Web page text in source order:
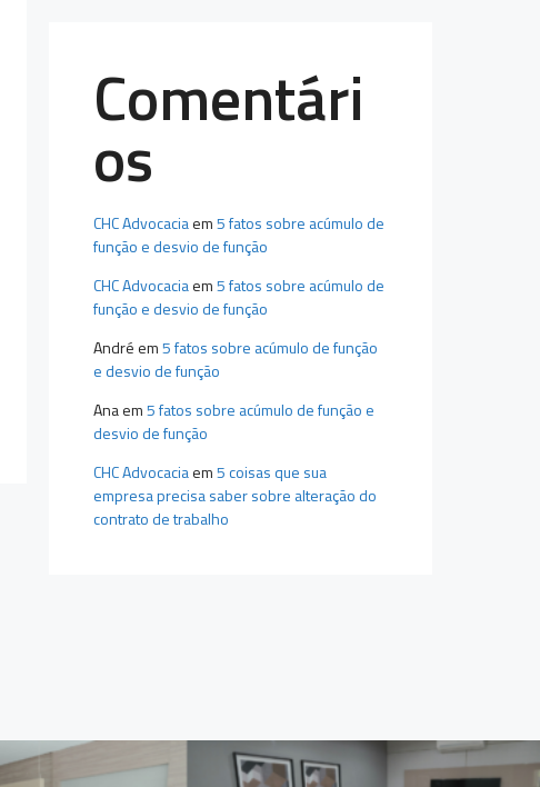
Comentári
os
CHC Advocaciaem5 fatos sobre acúmulo de
função e desvio de função
CHC Advocaciaem5 fatos sobre acúmulo de
função e desvio de função
André em5 fatos sobre acúmulo de função
e desvio de função
Anaem5 fatos sobre acúmulo de função e
desvio de função
CHC Advocaciaem5 coisas que sua
empresa precisa saber sobre alteração do
contrato de trabalho